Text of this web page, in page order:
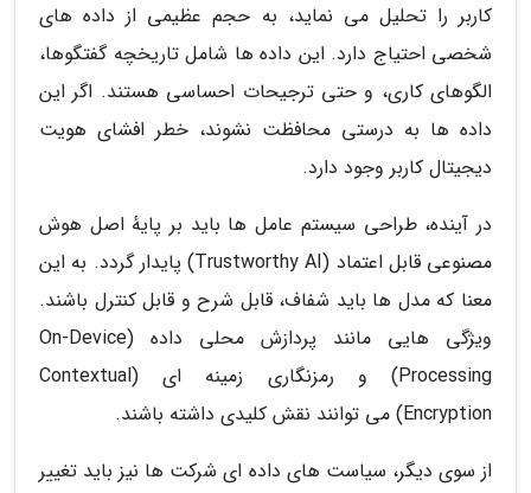
کاربر را تحلیل می نماید، به حجم عظیمی از داده های
شخصی احتیاج دارد. این داده ها شامل تاریخچه گفتگوها،
الگوهای کاری، و حتی ترجیحات احساسی هستند. اگر این
داده ها به درستی محافظت نشوند، خطر افشای هویت
دیجیتال کاربر وجود دارد.
در آینده، طراحی سیستم عامل ها باید بر پایهٔ اصل هوش
مصنوعی قابل اعتماد (Trustworthy AI) پایدار گردد. به این
معنا که مدل ها باید شفاف، قابل شرح و قابل کنترل باشند.
ویژگی هایی مانند پردازش محلی داده (On-Device
Processing) و رمزنگاری زمینه ای (Contextual
Encryption) می توانند نقش کلیدی داشته باشند.
از سوی دیگر، سیاست های داده ای شرکت ها نیز باید تغییر